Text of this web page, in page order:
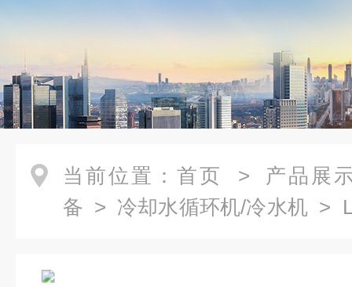
当前位置： 首页 > 产品展
备 > 冷却水循环机/冷水机 >